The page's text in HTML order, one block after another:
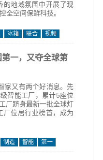
的地域氛围中开展了现
全空间保鲜科技。
冰箱 联合 视频
一，又夺全球第
家又有两个好消息。先
智能工厂，累计5座位
厂跻身最新一批全球灯
厂位居行业榜首，成为
制造 智能 第一